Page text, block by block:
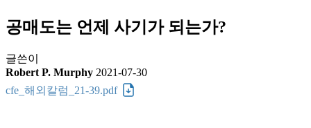
공매도는 언제 사기가 되는가?
글쓴이
Robert P. Murphy 2021-07-30
cfe_해외칼럼_21-39.pdf